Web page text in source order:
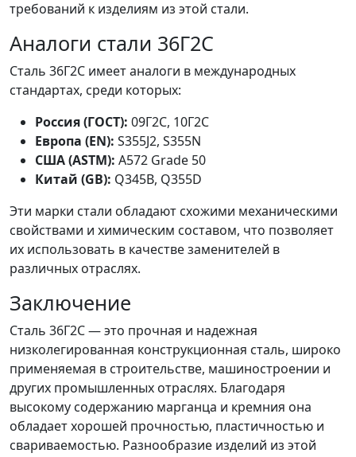
требований к изделиям из этой стали.
Аналоги стали 36Г2С
Сталь 36Г2С имеет аналоги в международных
стандартах, среди которых:
Россия (ГОСТ): 09Г2С, 10Г2С
Европа (EN): S355J2, S355N
США (ASTM): A572 Grade 50
Китай (GB): Q345B, Q355D
Эти марки стали обладают схожими механическими
свойствами и химическим составом, что позволяет
их использовать в качестве заменителей в
различных отраслях.
Заключение
Сталь 36Г2С — это прочная и надежная
низколегированная конструкционная сталь, широко
применяемая в строительстве, машиностроении и
других промышленных отраслях. Благодаря
высокому содержанию марганца и кремния она
обладает хорошей прочностью, пластичностью и
свариваемостью. Разнообразие изделий из этой